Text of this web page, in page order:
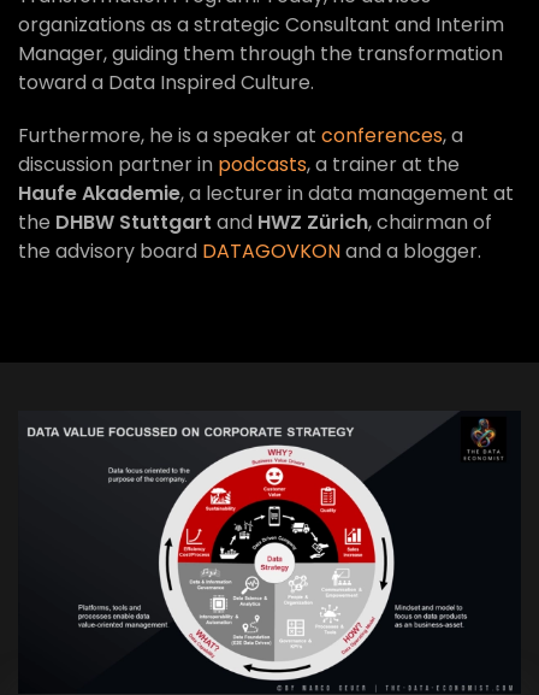
organizations as a strategic Consultant and Interim
Manager, guiding them through the transformation
toward a Data Inspired Culture.
Furthermore, he is a speaker at conferences, a
discussion partner in podcasts, a trainer at the
Haufe Akademie, a lecturer in data management at
the DHBW Stuttgart and HWZ Zürich, chairman of
the advisory board DATAGOVKONand a blogger.
VIEW